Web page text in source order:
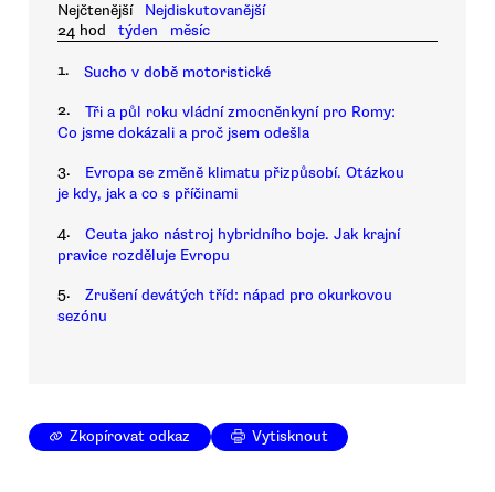
Nejčtenější
Nejdiskutovanější
24 hod
týden měsíc
1. Sucho v době motoristické
2.
Tři a půl roku vládní zmocněnkyní pro Romy:
Co jsme dokázali a proč jsem odešla
3.
Evropa se změně klimatu přizpůsobí. Otázkou
je kdy, jak a co s příčinami
4.
Ceuta jako nástroj hybridního boje. Jak krajní
pravice rozděluje Evropu
5.
Zrušení devátých tříd: nápad pro okurkovou
sezónu
Zkopírovat odkaz Vytisknout